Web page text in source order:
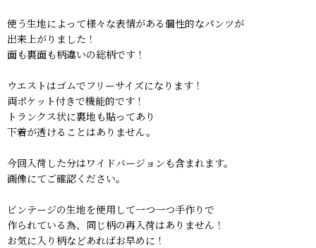
使う生地によって様々な表情がある個性的なパンツが
出来上がりました！
面も裏面も柄違いの総柄です！
ウエストはゴムでフリーサイズになります！
両ポケット付きで機能的です！
トランクス状に裏地も貼ってあり
下着が透けることはありません。
今回入荷した分はワイドバージョンも含まれます。
画像にてご確認ください。
ビンテージの生地を使用して一つ一つ手作りで
作られている為、同じ柄の再入荷はありません！
お気に入り柄などあればお早めに！